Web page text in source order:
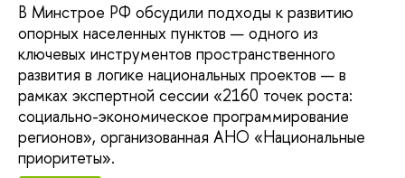
В Минстрое РФ обсудили подходы к развитию
опорных населенных пунктов — одного из
ключевых инструментов пространственного
развития в логике национальных проектов — в
рамках экспертной сессии «2160 точек роста:
социально-экономическое программирование
регионов», организованная АНО «Национальные
приоритеты».